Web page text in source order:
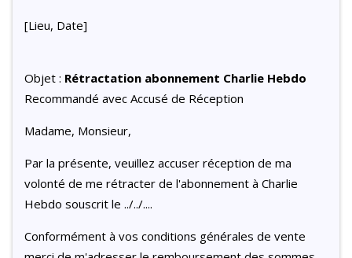
[Lieu, Date]
Objet : Rétractation abonnement Charlie Hebdo
Recommandé avec Accusé de Réception
Madame, Monsieur,
Par la présente, veuillez accuser réception de ma
volonté de me rétracter de l'abonnement à Charlie
Hebdo souscrit le ../../....
Conformément à vos conditions générales de vente